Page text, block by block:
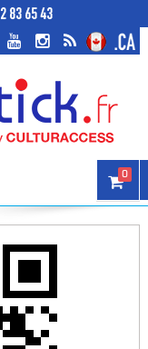
0